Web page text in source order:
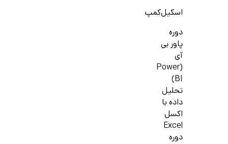
اسکیل‌کمپ
دوره
پاور بی
آی
(Power
BI)
تحلیل
داده با
اکسل
Excel
دوره